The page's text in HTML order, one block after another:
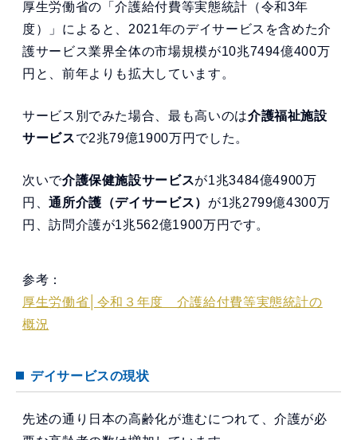
厚生労働省の「介護給付費等実態統計（令和3年
度）」によると、2021年のデイサービスを含めた介
護サービス業界全体の市場規模が10兆7494億400万
円と、前年よりも拡大しています。
サービス別でみた場合、最も高いのは介護福祉施設
サービスで2兆79億1900万円でした。
次いで介護保健施設サービスが1兆3484億4900万
円、通所介護（デイサービス） が1兆2799億4300万
円、訪問介護が1兆562億1900万円です。
参考：
厚生労働省│令和３年度 介護給付費等実態統計の
概況
デイサービスの現状
先述の通り日本の高齢化が進むにつれて、介護が必